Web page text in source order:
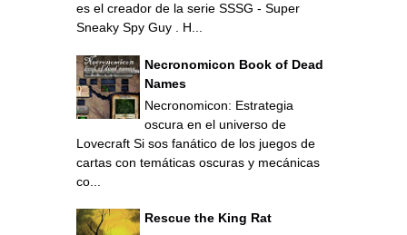
es el creador de la serie SSSG - Super
Sneaky Spy Guy . H...
Necronomicon Book of Dead
Names
Necronomicon: Estrategia
oscura en el universo de
Lovecraft Si sos fanático de los juegos de
cartas con temáticas oscuras y mecánicas
co...
Rescue the King Rat